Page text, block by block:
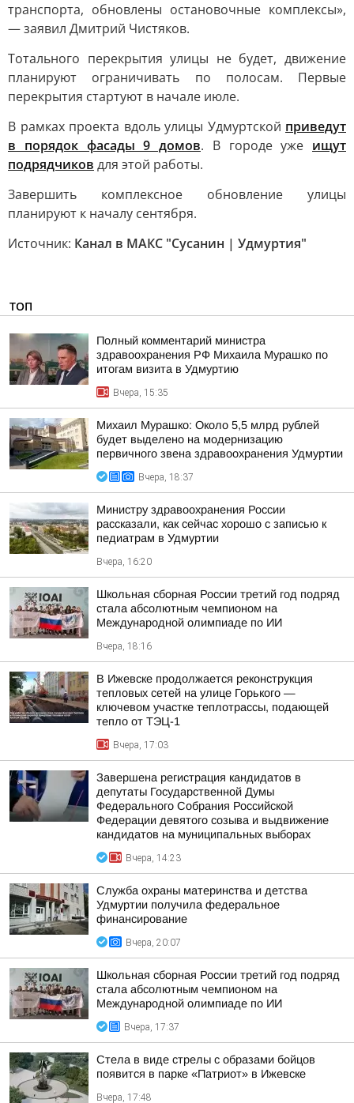
транспорта, обновлены остановочные комплексы»,
— заявил Дмитрий Чистяков.
Тотального перекрытия улицы не будет, движение
планируют ограничивать по полосам. Первые
перекрытия стартуют в начале июле.
В рамках проекта вдоль улицы Удмуртской приведут
в порядок фасады 9 домов. В городе уже ищут
подрядчиков для этой работы.
Завершить комплексное обновление улицы
планируют к началу сентября.
Источник: Канал в МАКС "Сусанин | Удмуртия"
ТОП
Полный комментарий министра
здравоохранения РФ Михаила Мурашко по
итогам визита в Удмуртию
Вчера, 15:35
Михаил Мурашко: Около 5,5 млрд рублей
будет выделено на модернизацию
первичного звена здравоохранения Удмуртии
Вчера, 18:37
Министру здравоохранения России
рассказали, как сейчас хорошо с записью к
педиатрам в Удмуртии
Вчера, 16:20
Школьная сборная России третий год подряд
стала абсолютным чемпионом на
Международной олимпиаде по ИИ
Вчера, 18:16
В Ижевске продолжается реконструкция
тепловых сетей на улице Горького —
ключевом участке теплотрассы, подающей
тепло от ТЭЦ-1
Вчера, 17:03
Завершена регистрация кандидатов в
депутаты Государственной Думы
Федерального Собрания Российской
Федерации девятого созыва и выдвижение
кандидатов на муниципальных выборах
Вчера, 14:23
Служба охраны материнства и детства
Удмуртии получила федеральное
финансирование
Вчера, 20:07
Школьная сборная России третий год подряд
стала абсолютным чемпионом на
Международной олимпиаде по ИИ
Вчера, 17:37
Стела в виде стрелы с образами бойцов
появится в парке «Патриот» в Ижевске
Вчера, 17:48